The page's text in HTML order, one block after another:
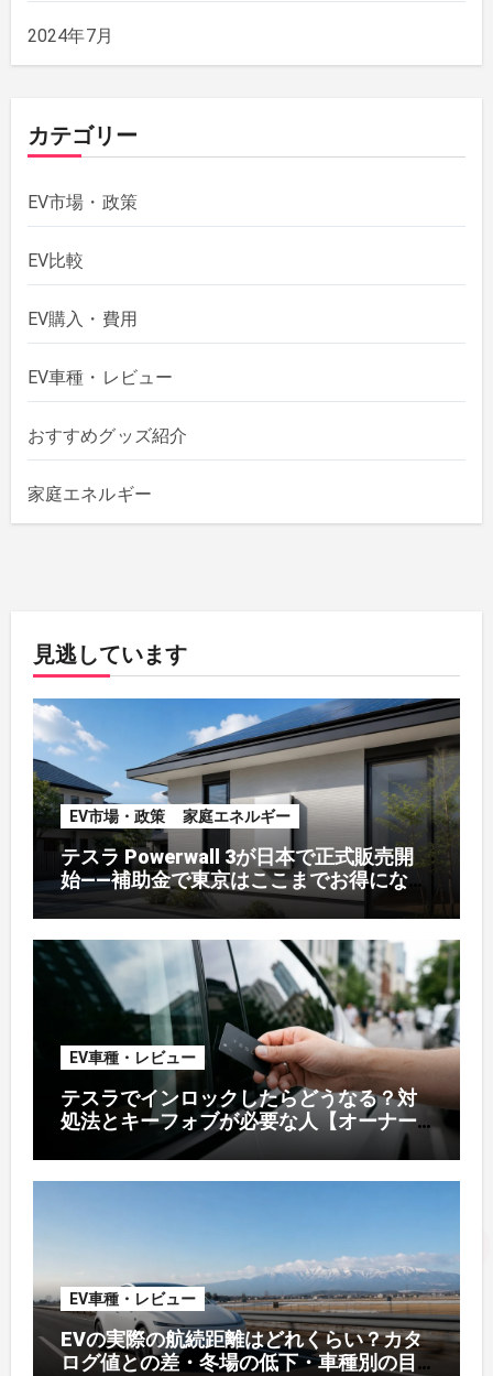
2024年7月
カテゴリー
EV市場・政策
EV比較
EV購入・費用
EV車種・レビュー
おすすめグッズ紹介
家庭エネルギー
見逃しています
EV市場・政策 家庭エネルギー
テスラ Powerwall 3が日本で正式販売開
始——補助金で東京はここまでお得になる
【2026年8月最新】
EV車種・レビュー
テスラでインロックしたらどうなる？対
処法とキーフォブが必要な人【オーナー
EV車種・レビュー
EVの実際の航続距離はどれくらい？カタ
ログ値との差・冬場の低下・車種別の目